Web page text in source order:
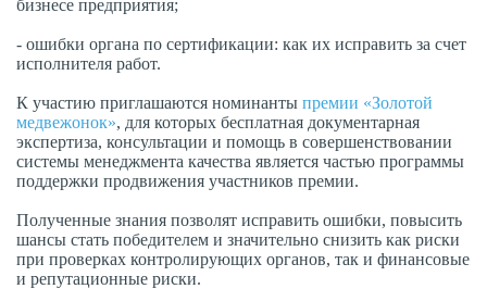
бизнесе предприятия;
- ошибки органа по сертификации: как их исправить за счет
исполнителя работ.
К участию приглашаются номинанты премии «Золотой
медвежонок», для которых бесплатная документарная
экспертиза, консультации и помощь в совершенствовании
системы менеджмента качества является частью программы
поддержки продвижения участников премии.
Полученные знания позволят исправить ошибки, повысить
шансы стать победителем и значительно снизить как риски
при проверках контролирующих органов, так и финансовые
и репутационные риски.